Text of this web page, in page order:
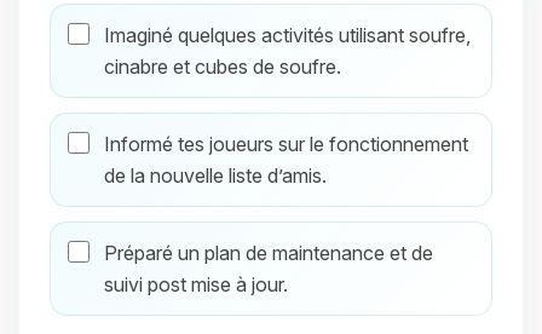
Imaginé quelques activités utilisant soufre,
cinabre et cubes de soufre.
Informé tes joueurs sur le fonctionnement
de la nouvelle liste d’amis.
Préparé un plan de maintenance et de
suivi post mise à jour.